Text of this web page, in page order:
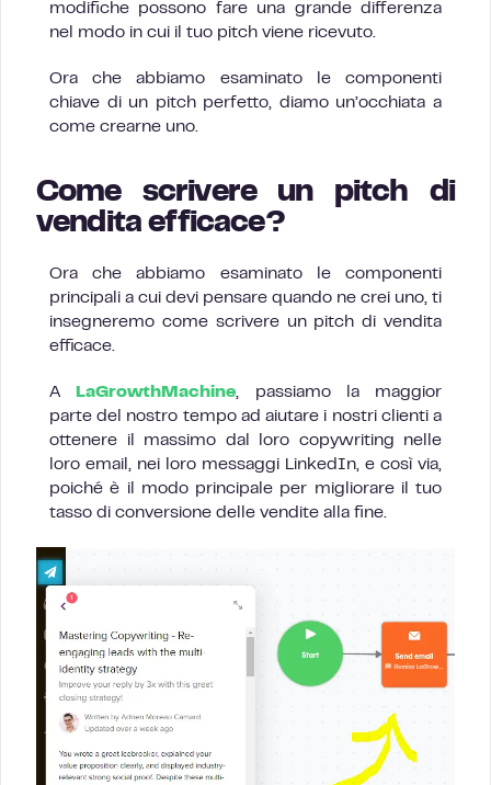
modifiche possono fare una grande differenza
nel modo in cui il tuo pitch viene ricevuto.
Ora che abbiamo esaminato le componenti
chiave di un pitch perfetto, diamo un’occhiata a
come crearne uno.
Come scrivere un pitch di
vendita efficace?
Ora che abbiamo esaminato le componenti
principali a cui devi pensare quando ne crei uno, ti
insegneremo come scrivere un pitch di vendita
efficace.
A LaGrowthMachine, passiamo la maggior
parte del nostro tempo ad aiutare i nostri clienti a
ottenere il massimo dal loro copywriting nelle
loro email, nei loro messaggi LinkedIn, e così via,
poiché è il modo principale per migliorare il tuo
tasso di conversione delle vendite alla fine.